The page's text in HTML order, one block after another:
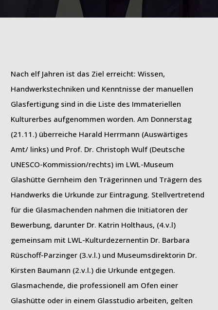
Nach elf Jahren ist das Ziel erreicht: Wissen,
Handwerkstechniken und Kenntnisse der manuellen
Glasfertigung sind in die Liste des Immateriellen
Kulturerbes aufgenommen worden. Am Donnerstag
(21.11.) überreiche Harald Herrmann (Auswärtiges
Amt/ links) und Prof. Dr. Christoph Wulf (Deutsche
UNESCO-Kommission/rechts) im LWL-Museum
Glashütte Gernheim den Trägerinnen und Trägern des
Handwerks die Urkunde zur Eintragung. Stellvertretend
für die Glasmachenden nahmen die Initiatoren der
Bewerbung, darunter Dr. Katrin Holthaus, (4.v.l)
gemeinsam mit LWL-Kulturdezernentin Dr. Barbara
Rüschoff-Parzinger (3.v.l.) und Museumsdirektorin Dr.
Kirsten Baumann (2.v.l.) die Urkunde entgegen.
Glasmachende, die professionell am Ofen einer
Glashütte oder in einem Glasstudio arbeiten, gelten